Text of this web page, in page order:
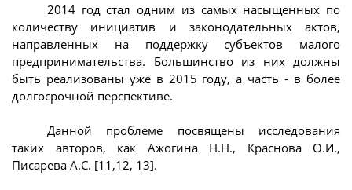
2014 год стал одним из самых насыщенных по
количеству инициатив и законодательных актов,
направленных на поддержку субъектов малого
предпринимательства. Большинство из них должны
быть реализованы уже в 2015 году, а часть - в более
долгосрочной перспективе.
Данной проблеме посвящены исследования
таких авторов, как Ажогина Н.Н., Краснова О.И.,
Писарева А.С. [11,12, 13].